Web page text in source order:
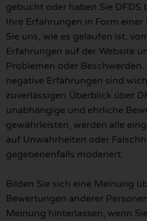
gebucht oder haben Sie DFDS
Ihre Erfahrungen in Form
Sie uns, wie es gelaufen ist,
Erfahrungen auf der Website
Problemen oder
negative Erfahrungen sind
zuverlässigen Überblick über
unabhängige und ehrliche
gewährleisten, werden alle
auf Unwahrheiten oder
gegebenenfalls moderiert.
Bilden Sie sich eine Meinung
Bewertungen anderer
Meinung hinterlassen, wenn